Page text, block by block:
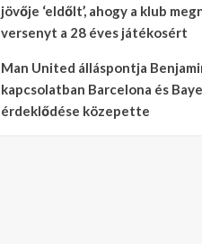
jövője ‘eldőlt’, ahogy a klub
versenyt a 28 éves játékosért
Man United álláspontja
kapcsolatban Barcelona és
érdeklődése közepette